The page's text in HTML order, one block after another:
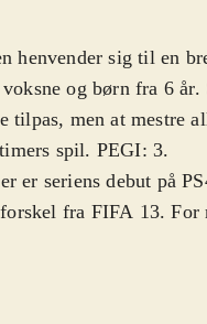
henvender sig til en
og børn fra 6 år.
tilpas, men at mestre
spil. PEGI: 3.
er seriens debut på
fra FIFA 13. For
de rigtige navne og